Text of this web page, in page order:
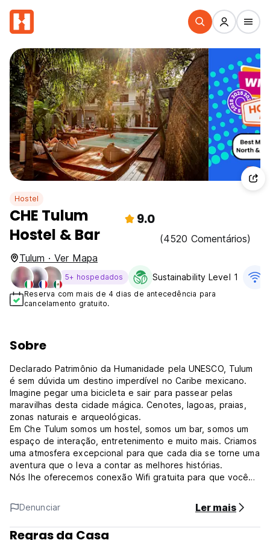
Hostel
CHE Tulum
Hostel & Bar
9.0
(4520 Comentários)
Tulum · Ver Mapa
5+ hospedados Sustainability Level 1
Reserva com mais de 4 dias de antecedência para
cancelamento gratuito.
Sobre
Declarado Patrimônio da Humanidade pela UNESCO, Tulum
é sem dúvida um destino imperdível no Caribe mexicano.
Imagine pegar uma bicicleta e sair para passear pelas
maravilhas desta cidade mágica. Cenotes, lagoas, praias,
zonas naturais e arqueológicas.
Em Che Tulum somos um hostel, somos um bar, somos um
espaço de interação, entretenimento e muito mais. Criamos
uma atmosfera excepcional para que cada dia se torne uma
aventura que o leva a contar as melhores histórias.
Nós lhe oferecemos conexão Wifi gratuita para que você
resolver o seu trabalho pendente.
Não só oferecemos instalações confortáveis para seu
descanso (quartos compartilhados e privados), mas também
fazemos todos os dias uma experiência diferente, que
Denunciar Ler mais
Regras da Casa